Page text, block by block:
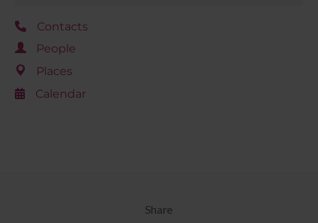
Contacts
People
Places
Calendar
Share